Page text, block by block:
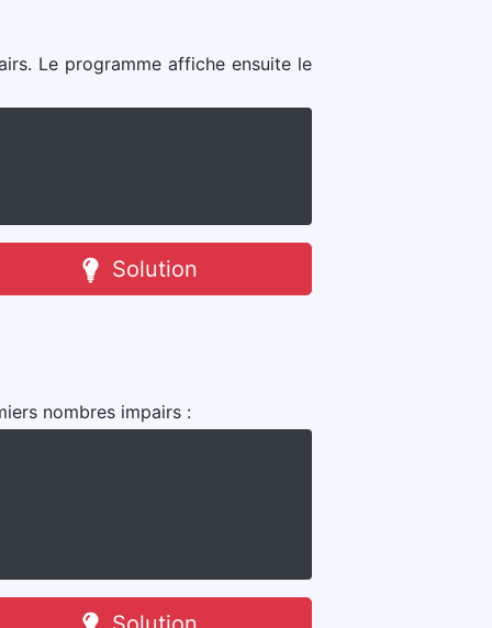
Le programme affiche ensuite le
Solution
nombres impairs :